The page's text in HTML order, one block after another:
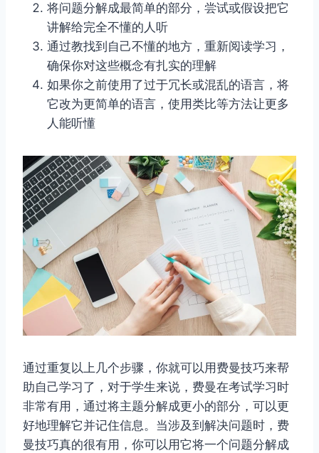
将问题分解成最简单的部分，尝试或假设把它
讲解给完全不懂的人听
通过教找到自己不懂的地方，重新阅读学习，
确保你对这些概念有扎实的理解
如果你之前使用了过于冗长或混乱的语言，将
它改为更简单的语言，使用类比等方法让更多
人能听懂
通过重复以上几个步骤，你就可以用费曼技巧来帮
助自己学习了，对于学生来说，费曼在考试学习时
非常有用，通过将主题分解成更小的部分，可以更
好地理解它并记住信息。当涉及到解决问题时，费
曼技巧真的很有用，你可以用它将一个问题分解成